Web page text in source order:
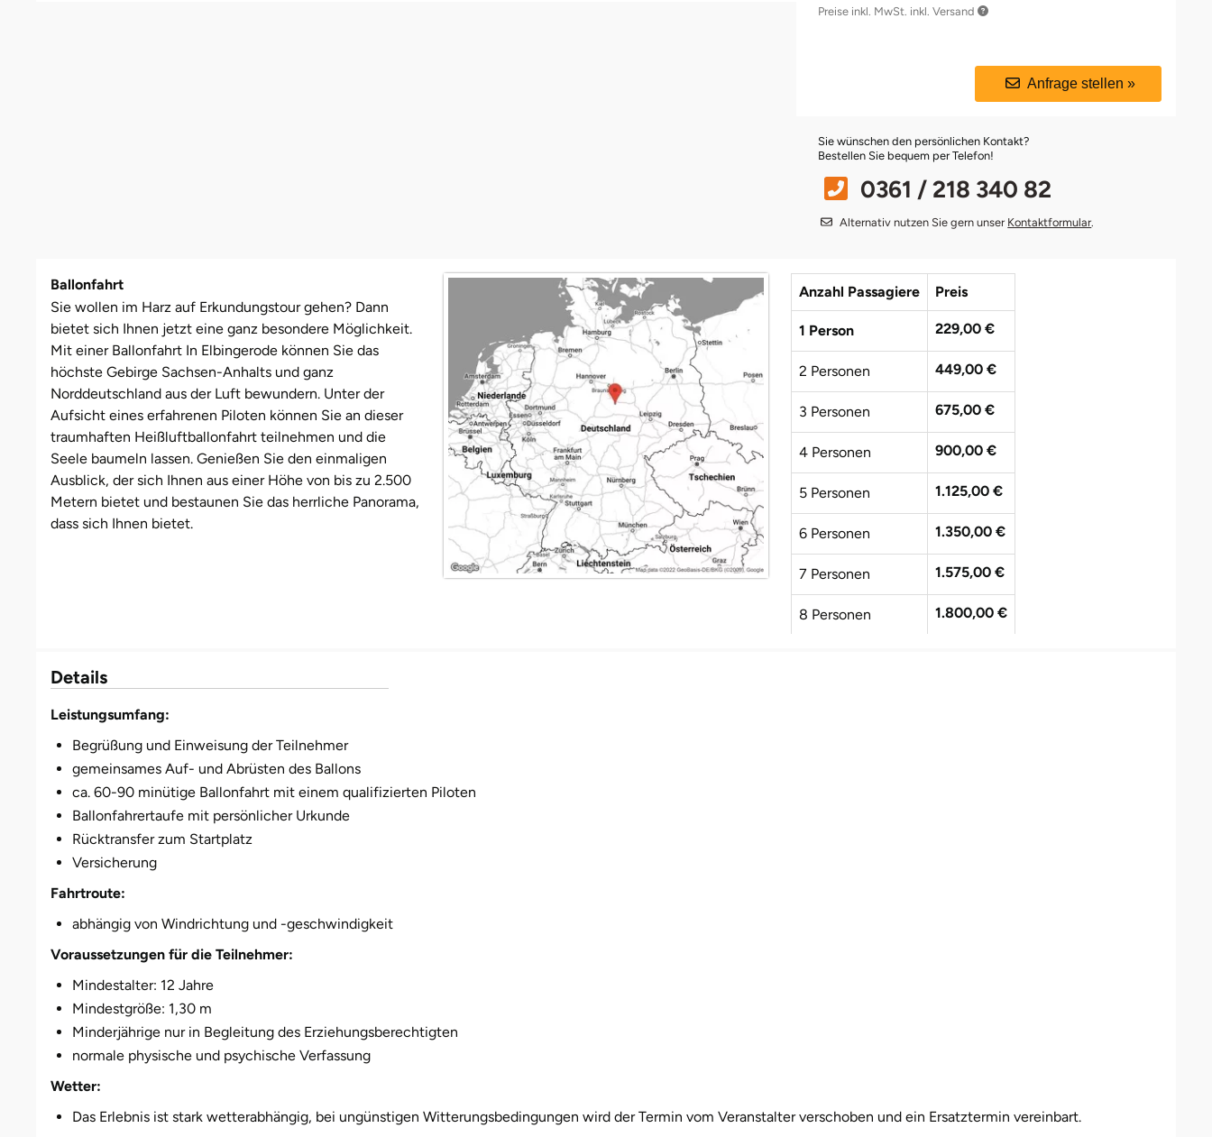
Preise inkl. MwSt. inkl. Versand
Anfrage stellen »
Sie wünschen den persönlichen Kontakt?
Bestellen Sie bequem per Telefon!
0361 / 218 340 82
Alternativ nutzen Sie gern unser Kontaktformular.
Ballonfahrt
Sie wollen im Harz auf Erkundungstour gehen? Dann
bietet sich Ihnen jetzt eine ganz besondere Möglichkeit.
Mit einer Ballonfahrt In Elbingerode können Sie das
höchste Gebirge Sachsen-Anhalts und ganz
Norddeutschland aus der Luft bewundern. Unter der
Aufsicht eines erfahrenen Piloten können Sie an dieser
traumhaften Heißluftballonfahrt teilnehmen und die
Seele baumeln lassen. Genießen Sie den einmaligen
Ausblick, der sich Ihnen aus einer Höhe von bis zu 2.500
Metern bietet und bestaunen Sie das herrliche Panorama,
dass sich Ihnen bietet.
Anzahl Passagiere Preis
1 Person 229,00 €
2 Personen 449,00 €
3 Personen 675,00 €
4 Personen 900,00 €
5 Personen 1.125,00 €
6 Personen 1.350,00 €
7 Personen 1.575,00 €
8 Personen 1.800,00 €
Details
Leistungsumfang:
Begrüßung und Einweisung der Teilnehmer
gemeinsames Auf- und Abrüsten des Ballons
ca. 60-90 minütige Ballonfahrt mit einem qualifizierten Piloten
Ballonfahrertaufe mit persönlicher Urkunde
Rücktransfer zum Startplatz
Versicherung
Fahrtroute:
abhängig von Windrichtung und -geschwindigkeit
Voraussetzungen für die Teilnehmer:
Mindestalter: 12 Jahre
Mindestgröße: 1,30 m
Minderjährige nur in Begleitung des Erziehungsberechtigten
normale physische und psychische Verfassung
Wetter:
Das Erlebnis ist stark wetterabhängig, bei ungünstigen Witterungsbedingungen wird der Termin vom Veranstalter verschoben und ein Ersatztermin vereinbart.
Zwickau
Braunschweig
Bremen
Bremervörde
Bruchköbel
Cloppenburg
Coburg
Cottbus
Darmstadt
Deggendorf
Dessau
Dietzenbach
Dingolfing
Dorsten
Dortmund
Meißen
Mengen
München
Münster
Ruhrgebiet
Strausberg (Berlin/Brandenburg)
Sömmerda
Weimar
sächsische Schweiz
Querfurt
Römhild
Saalfeld
Sangerhausen
Weißenfels
Witterda
Zwickau